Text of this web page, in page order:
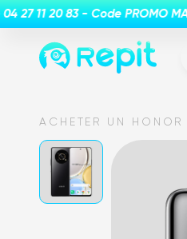
ACHETER UN